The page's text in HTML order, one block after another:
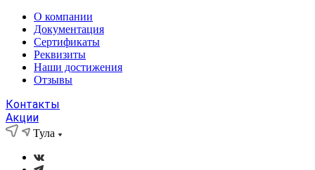
О компании
Документация
Сертификаты
Реквизиты
Наши достижения
Отзывы
Контакты
Акции
Тула